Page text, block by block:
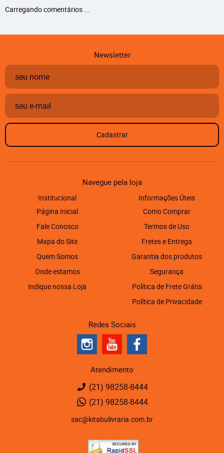
Carregando comentários ...
Newsletter
Cadastrar
Navegue pela loja
Institucional
Página Inicial
Fale Conosco
Mapa do Site
Quem Somos
Onde estamos
Indique nossa Loja
Informações Úteis
Como Comprar
Termos de Uso
Fretes e Entrega
Garantia dos produtos
Segurança
Politica de Frete Grátis
Política de Privacidade
Redes Sociais
Atendimento
(21) 98258-8444
(21) 98258-8444
sac@kitabulivraria.com.br